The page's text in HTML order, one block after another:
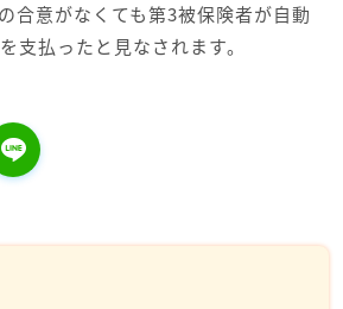
合意がなくても第3被保険者が自動
支払ったと見なされます。